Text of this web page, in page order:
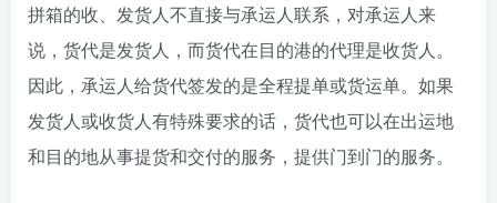
拼箱的收、发货人不直接与承运人联系，对承运人来
说，货代是发货人，而货代在目的港的代理是收货人。
因此，承运人给货代签发的是全程提单或货运单。如果
发货人或收货人有特殊要求的话，货代也可以在出运地
和目的地从事提货和交付的服务，提供门到门的服务。